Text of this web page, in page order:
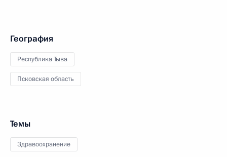
География
Республика Тыва
Псковская область
Темы
Здравоохранение